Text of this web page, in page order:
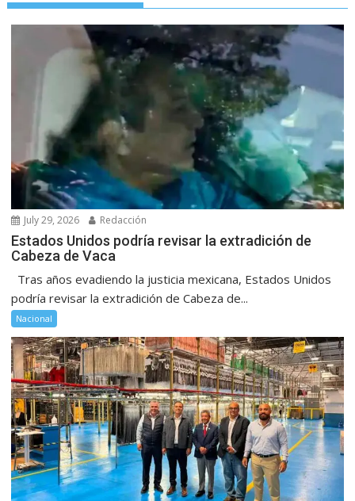
July 29, 2026 Redacción
Estados Unidos podría revisar la extradición de
Cabeza de Vaca
Tras años evadiendo la justicia mexicana, Estados Unidos
podría revisar la extradición de Cabeza de...
Nacional